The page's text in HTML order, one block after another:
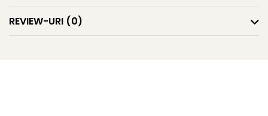
fiziologică în
formă de „C”. În
partea
REVIEW-URI (0)